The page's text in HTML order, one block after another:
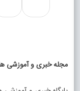
مجله خبری و آموزشی